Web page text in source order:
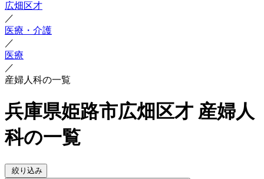
広畑区才
／
医療・介護
／
医療
／
産婦人科の一覧
兵庫県姫路市広畑区才 産婦人
科の一覧
絞り込み